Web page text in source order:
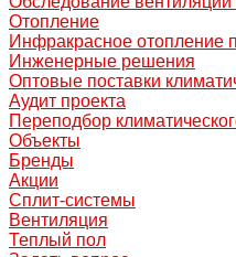
Отопление
Инфракрасное отопление
Инженерные решения
Оптовые поставки
Аудит проекта
Переподбор
Объекты
Бренды
Акции
Сплит-системы
Вентиляция
Теплый пол